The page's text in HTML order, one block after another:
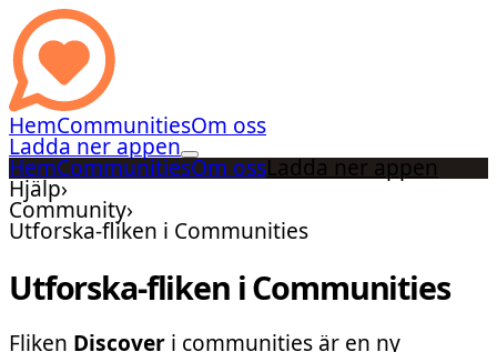
HemCommunitiesOm oss
Ladda ner appen
HemCommunitiesOm ossLadda ner appen
Hjälp›
Community›
Utforska-fliken i Communities
Utforska-fliken i Communities
Fliken Discover i communities är en ny